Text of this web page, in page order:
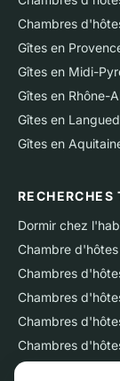
Chambres
Gîtes en
Gîtes en Midi-
Gîtes en Rhône-
Gîtes en
Gîtes en
Dormir chez
Chambre
Chambres
Chambres
Chambres
Chambres
Chambres